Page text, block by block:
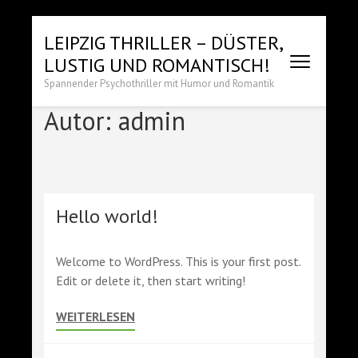
Inhalt
springen
(Enter
LEIPZIG THRILLER – DÜSTER,
LUSTIG UND ROMANTISCH!
Spannender Psychothriller mit Humor und Romantik
Autor: admin
Hello world!
Welcome to WordPress. This is your first post.
Edit or delete it, then start writing!
WEITERLESEN